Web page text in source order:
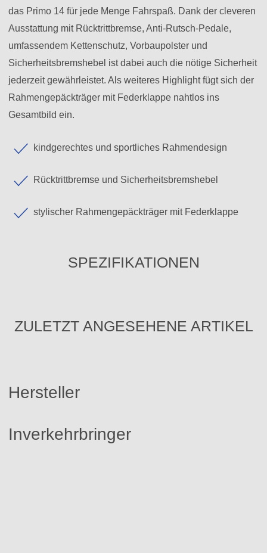
das Primo 14 für jede Menge Fahrspaß. Dank der cleveren
Ausstattung mit Rücktrittbremse, Anti-Rutsch-Pedale,
umfassendem Kettenschutz, Vorbaupolster und
Sicherheitsbremshebel ist dabei auch die nötige Sicherheit
jederzeit gewährleistet. Als weiteres Highlight fügt sich der
Rahmengepäckträger mit Federklappe nahtlos ins
Gesamtbild ein.
kindgerechtes und sportliches Rahmendesign
Rücktrittbremse und Sicherheitsbremshebel
stylischer Rahmengepäckträger mit Federklappe
SPEZIFIKATIONEN
ZULETZT ANGESEHENE ARTIKEL
Hersteller
Inverkehrbringer